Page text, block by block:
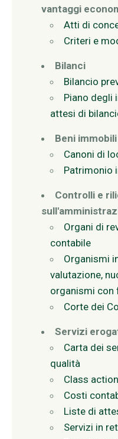
vantaggi
Atti di
Criteri e
Bilanci
Bilancio
Piano degli
attesi di
Beni
Canoni di
Patrimonio
Controlli e
Organi di
contabile
Organismi
valutazione,
organismi con
Corte dei
Servizi
Carta dei
qualità
Class action
Costi
Liste di
Servizi in